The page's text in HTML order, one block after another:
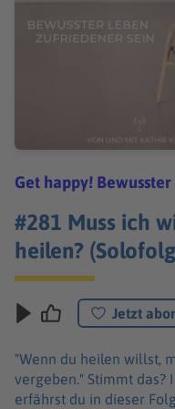
Get happy!
#281 Muss ich
heilen?
Jetzt
"Wenn du heilen willst,
vergeben." Stimmt das?
erfährst du in dieser